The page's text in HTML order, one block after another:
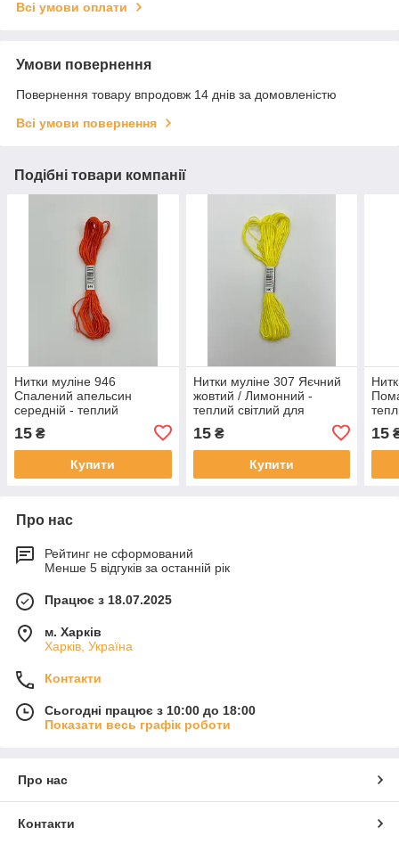
Всі умови оплати
Умови повернення
Повернення товару впродовж 14 днів за домовленістю
Всі умови повернення
Подібні товари компанії
Нитки муліне 946
Спалений апельсин
середній - теплий
вишивання
15 ₴
Купити
Нитки муліне 307 Яєчний
жовтий / Лимонний -
теплий світлий для
15₴
Купити
15
Про нас
Рейтинг не сформований
Менше 5 відгуків за останній рік
Працює з 18.07.2025
м. Харків
Харків, Україна
Контакти
Сьогодні працює з 10:00 до 18:00
Показати весь графік роботи
Про нас
Контакти